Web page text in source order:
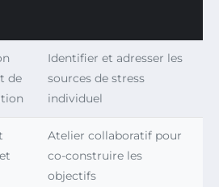
de
Identifier et adresser les
sources de stress
individuel
Atelier collaboratif pour
co-construire les
objectifs